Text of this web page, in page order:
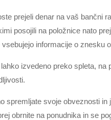
prejeli denar na vaš bančni
posojili na položnice nato
informacije o znesku
izvedeno preko spleta,
spremljate svoje obveznosti
obrnite na ponudnika in se